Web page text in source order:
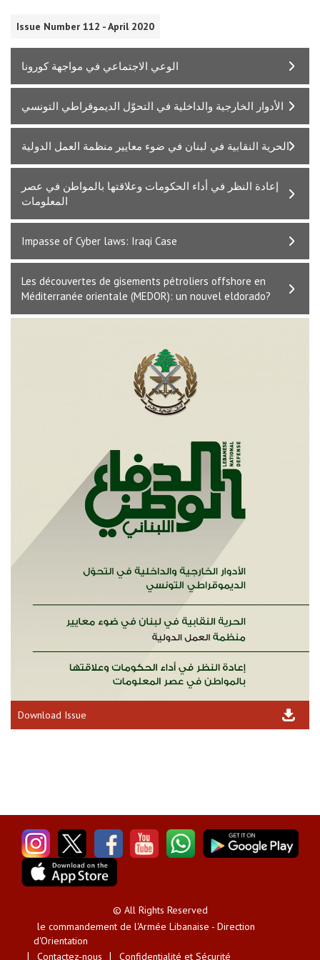
Issue Number 112 - April 2020
الوعي الاجتماعي في مواجهة كورونا
الأدوار الخارجية والداخلية في التحوّل الديموقراطي التونسي
الحرية النقابية في لبنان في ضوء معايير منظمة العمل الدولية
إعادة النظر في أداء الحكومات وعلاقتها بالمواطن في عصر
المعلومات
Impasse of Cyber laws: Iraqi Case
Les découvertes de gisements pétroliers offshore en
Méditerranée orientale (MEDOR): un nouvel eldorado?
Download Issue
© All Rights Reserved
le commandement de l'Armée Libanaise - Direction
d'Orientation
Contactez-nous
Confidentialité et Sécurité